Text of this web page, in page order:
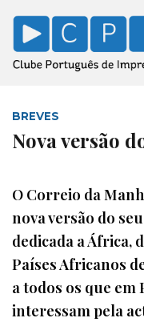
BREVES
Nova versão
O Correio da
nova versão do
dedicada a África,
Países Africanos
a todos os que
interessam pela